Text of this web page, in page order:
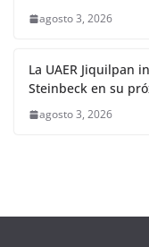
agosto 3, 2026
La UAER Jiquilpan
Steinbeck en su
agosto 3, 2026